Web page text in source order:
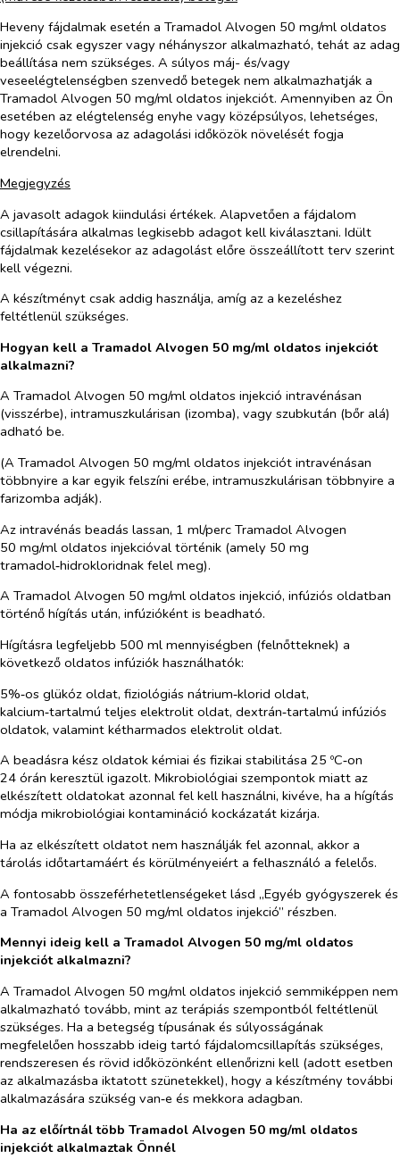
Heveny fájdalmak esetén a Tramadol Alvogen 50 mg/ml oldatos
injekció csak egyszer vagy néhányszor alkalmazható, tehát az adag
beállítása nem szükséges. A súlyos máj- és/vagy
veseelégtelenségben szenvedő betegek nem alkalmazhatják a
Tramadol Alvogen 50 mg/ml oldatos injekciót. Amennyiben az Ön
esetében az elégtelenség enyhe vagy középsúlyos, lehetséges,
hogy kezelőorvosa az adagolási időközök növelését fogja
elrendelni.
Megjegyzés
A javasolt adagok kiindulási értékek. Alapvetően a fájdalom
csillapítására alkalmas legkisebb adagot kell kiválasztani. Idült
fájdalmak kezelésekor az adagolást előre összeállított terv szerint
kell végezni.
A készítményt csak addig használja, amíg az a kezeléshez
feltétlenül szükséges.
Hogyan kell a Tramadol Alvogen 50 mg/ml oldatos injekciót
alkalmazni?
A Tramadol Alvogen 50 mg/ml oldatos injekció intravénásan
(visszérbe), intramuszkulárisan (izomba), vagy szubkután (bőr alá)
adható be.
(A Tramadol Alvogen 50 mg/ml oldatos injekciót intravénásan
többnyire a kar egyik felszíni erébe, intramuszkulárisan többnyire a
farizomba adják).
Az intravénás beadás lassan, 1 ml/perc Tramadol Alvogen
50 mg/ml oldatos injekcióval történik (amely 50 mg
tramadol‑hidrokloridnak felel meg).
A Tramadol Alvogen 50 mg/ml oldatos injekció, infúziós oldatban
történő hígítás után, infúzióként is beadható.
Hígításra legfeljebb 500 ml mennyiségben (felnőtteknek) a
következő oldatos infúziók használhatók:
5%‑os glükóz oldat, fiziológiás nátrium‑klorid oldat,
kalcium‑tartalmú teljes elektrolit oldat, dextrán‑tartalmú infúziós
oldatok, valamint kétharmados elektrolit oldat.
A beadásra kész oldatok kémiai és fizikai stabilitása 25 ºC‑on
24 órán keresztül igazolt. Mikrobiológiai szempontok miatt az
elkészített oldatokat azonnal fel kell használni, kivéve, ha a hígítás
módja mikrobiológiai kontamináció kockázatát kizárja.
Ha az elkészített oldatot nem használják fel azonnal, akkor a
tárolás időtartamáért és körülményeiért a felhasználó a felelős.
A fontosabb összeférhetetlenségeket lásd „Egyéb gyógyszerek és
a Tramadol Alvogen 50 mg/ml oldatos injekció” részben.
Mennyi ideig kell a Tramadol Alvogen 50 mg/ml oldatos
injekciót alkalmazni?
A Tramadol Alvogen 50 mg/ml oldatos injekció semmiképpen nem
alkalmazható tovább, mint az terápiás szempontból feltétlenül
szükséges. Ha a betegség típusának és súlyosságának
megfelelően hosszabb ideig tartó fájdalomcsillapítás szükséges,
rendszeresen és rövid időközönként ellenőrizni kell (adott esetben
az alkalmazásba iktatott szünetekkel), hogy a készítmény további
alkalmazására szükség van‑e és mekkora adagban.
Ha az előírtnál több Tramadol Alvogen 50 mg/ml oldatos
injekciót alkalmaztak Önnél